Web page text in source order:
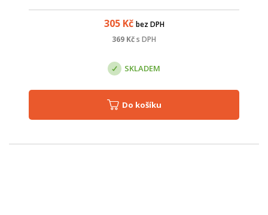
305Kč bez DPH
369 Kčs DPH
SKLADEM
Do košíku